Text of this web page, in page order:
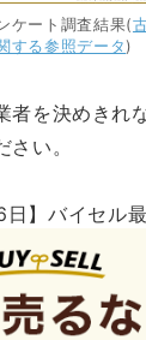
ケート調査結果(
する参照データ)
者を決めきれ
い。
】バイセル